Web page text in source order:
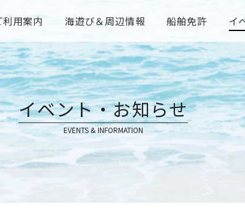
利用案内 海遊び＆周辺情報 船舶免許 イ
イベント・お知らせ
EVENTS & INFORMATION